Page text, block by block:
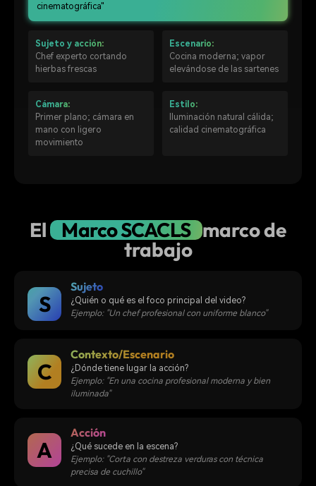
cinematográfica"
Sujeto y acción:
Chef experto cortando
hierbas frescas
Escenario:
Cocina moderna; vapor
elevándose de las sartenes
Cámara:
Primer plano; cámara en
mano con ligero
movimiento
Estilo:
Iluminación natural cálida;
calidad cinematográfica
El Marco SCACLS marco de
trabajo
S
Sujeto
¿Quién o qué es el foco principal del video?
Ejemplo: "Un chef profesional con uniforme blanco"
C
Contexto/Escenario
¿Dónde tiene lugar la acción?
Ejemplo: "En una cocina profesional moderna y bien
iluminada"
A
Acción
¿Qué sucede en la escena?
Ejemplo: "Corta con destreza verduras con técnica
precisa de cuchillo"